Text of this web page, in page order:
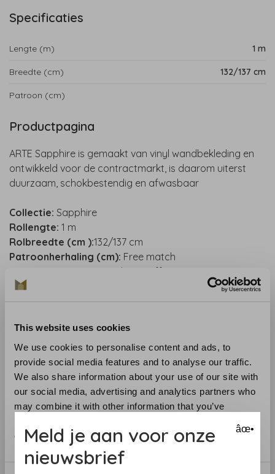
This website uses cookies
We use cookies to personalise content and ads, to
provide social media features and to analyse our traffic.
We also share information about your use of our site with
our social media, advertising and analytics partners who
may combine it with other information that you’ve
of their services.
Specificaties
Lengte (m) 1 m
Breedte (cm) 132/137 cm
Patroon (cm)
Productpagina
ARTE Sapphire is gemaakt van vinyl wandbekleding en
ontwikkeld voor de contractmarkt, is daarom uiterst
duurzaam, schokbestendig en afwasbaar
Collectie: Sapphire
Rollengte: 1 m
Rolbreedte (cm ):132/137 cm
Patroonherhaling (cm): Free match
: Contractvinyl op stoffen rug
Aanbevolen lijm :
Arte Clearpro or 100% dispersion
adhesive
aanwijzingen op de verpakking. Bij twijfel helpen we je
graag
Verwijdering:volledig droog verwijderbaar
Lichtechtheid: goed
Benieuwd naar het behang? Bezoek onze behangwinkel
âœ•
Meld je aan voor onze
nieuwsbrief